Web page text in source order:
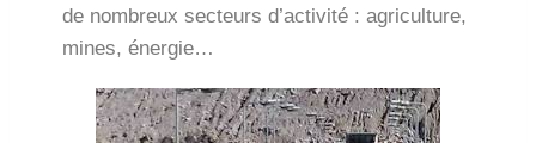
de nombreux secteurs d’activité : agriculture,
mines, énergie…